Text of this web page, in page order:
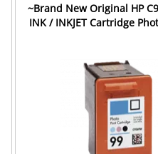
~Brand New Original HP
INK / INKJET Cartridge